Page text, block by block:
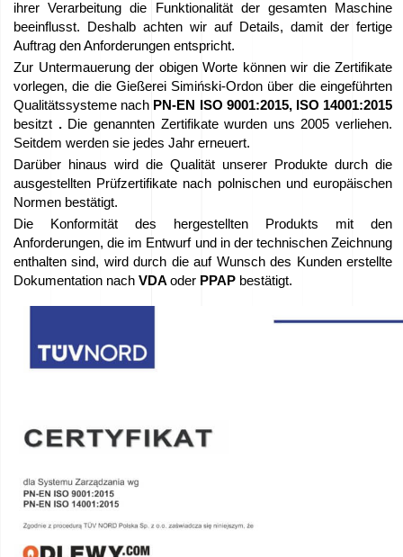
Firma
Technologien
Unsere
Produkte
Arbeit
–
Bewerben
Sie
Geräte
Verkauf
EU-
Zuschüsse
ihrer Verarbeitung die Funktionalität der gesamten Maschine
beeinflusst. Deshalb achten wir auf Details, damit der fertige
Auftrag den Anforderungen entspricht.
Zur Untermauerung der obigen Worte können wir die Zertifikate
vorlegen, die die Gießerei Simiński-Ordon über die eingeführten
Qualitätssysteme nach PN-EN ISO 9001:2015, ISO 14001:2015
besitzt .Die genannten Zertifikate wurden uns 2005 verliehen.
Seitdem werden sie jedes Jahr erneuert.
Darüber hinaus wird die Qualität unserer Produkte durch die
ausgestellten Prüfzertifikate nach polnischen und europäischen
Normen bestätigt.
Die Konformität des hergestellten Produkts mit den
Anforderungen, die im Entwurf und in der technischen Zeichnung
enthalten sind, wird durch die auf Wunsch des Kunden erstellte
Dokumentation nach VDA oder PPAP bestätigt.